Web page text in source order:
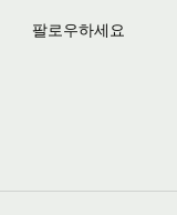
팔로우하세요